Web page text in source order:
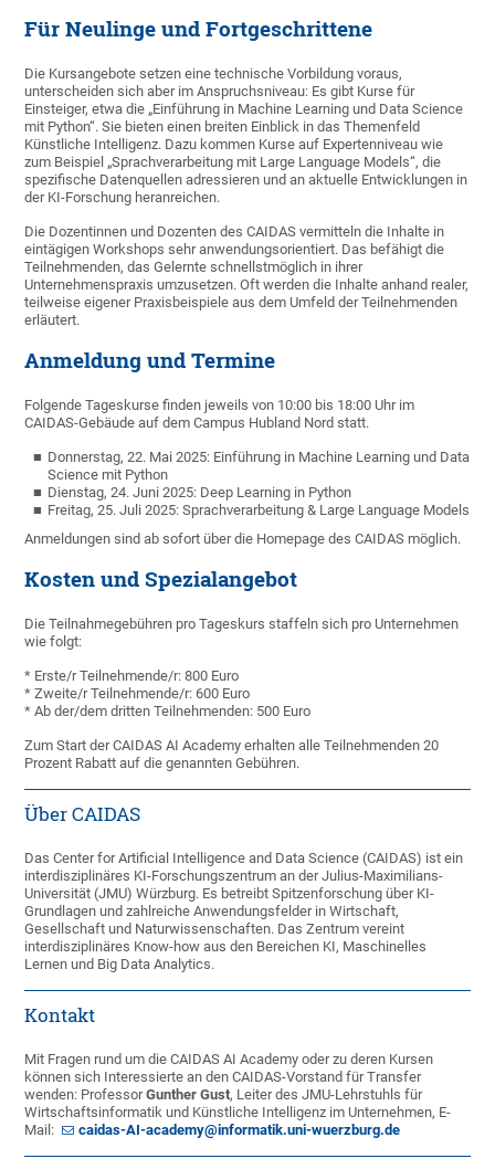
Für Neulinge und Fortgeschrittene
Die Kursangebote setzen eine technische Vorbildung voraus,
unterscheiden sich aber im Anspruchsniveau: Es gibt Kurse für
Einsteiger, etwa die „Einführung in Machine Learning und Data Science
mit Python“. Sie bieten einen breiten Einblick in das Themenfeld
Künstliche Intelligenz. Dazu kommen Kurse auf Expertenniveau wie
zum Beispiel „Sprachverarbeitung mit Large Language Models“, die
spezifische Datenquellen adressieren und an aktuelle Entwicklungen in
der KI-Forschung heranreichen.
Die Dozentinnen und Dozenten des CAIDAS vermitteln die Inhalte in
eintägigen Workshops sehr anwendungsorientiert. Das befähigt die
Teilnehmenden, das Gelernte schnellstmöglich in ihrer
Unternehmenspraxis umzusetzen. Oft werden die Inhalte anhand realer,
teilweise eigener Praxisbeispiele aus dem Umfeld der Teilnehmenden
erläutert.
Anmeldung und Termine
Folgende Tageskurse finden jeweils von 10:00 bis 18:00 Uhr im
CAIDAS-Gebäude auf dem Campus Hubland Nord statt.
Donnerstag, 22. Mai 2025: Einführung in Machine Learning und Data
Science mit Python
Dienstag, 24. Juni 2025: Deep Learning in Python
Freitag, 25. Juli 2025: Sprachverarbeitung & Large Language Models
Anmeldungen sind ab sofort über die Homepage des CAIDAS möglich.
Kosten und Spezialangebot
Die Teilnahmegebühren pro Tageskurs staffeln sich pro Unternehmen
wie folgt:
* Erste/r Teilnehmende/r: 800 Euro
* Zweite/r Teilnehmende/r: 600 Euro
* Ab der/dem dritten Teilnehmenden: 500 Euro
Zum Start der CAIDAS AI Academy erhalten alle Teilnehmenden 20
Prozent Rabatt auf die genannten Gebühren.
Über CAIDAS
Das Center for Artificial Intelligence and Data Science (CAIDAS) ist ein
interdisziplinäres KI-Forschungszentrum an der Julius-Maximilians-
Universität (JMU) Würzburg. Es betreibt Spitzenforschung über KI-
Grundlagen und zahlreiche Anwendungsfelder in Wirtschaft,
Gesellschaft und Naturwissenschaften. Das Zentrum vereint
interdisziplinäres Know-how aus den Bereichen KI, Maschinelles
Lernen und Big Data Analytics.
Kontakt
Mit Fragen rund um die CAIDAS AI Academy oder zu deren Kursen
können sich Interessierte an den CAIDAS-Vorstand für Transfer
wenden: ProfessorGunther Gust, Leiter des JMU-Lehrstuhls für
Wirtschaftsinformatik und Künstliche Intelligenz im Unternehmen, E-
Mail:
caidas-AI-academy@informatik.uni-wuerzburg.de